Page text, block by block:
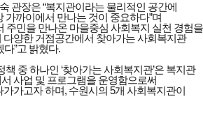
관장은 “복지관이라는 물리적인 공간에
가까이에서 만나는 것이 중요하다”며
주민을 만나온 마을중심 사회복지 실천 경험을
양한 거점공간에서 찾아가는 사회복지관
”고 밝혔다.
책 중 하나인 ‘찾아가는 사회복지관’은 복지관
사업 및 프로그램을 운영함으로써
가고자 하며, 수원시의 5개 사회복지관이